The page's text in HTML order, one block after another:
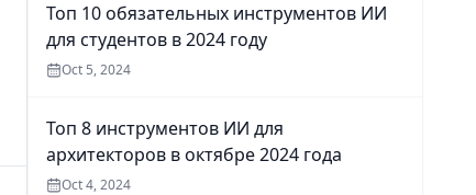
Топ 10 обязательных инструментов ИИ
для студентов в 2024 году
Oct 5, 2024
Топ 8 инструментов ИИ для
архитекторов в октябре 2024 года
Oct 4, 2024